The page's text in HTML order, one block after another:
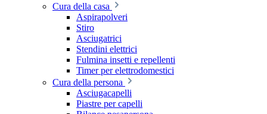
Cura della casa
Aspirapolveri
Stiro
Asciugatrici
Stendini elettrici
Fulmina insetti e repellenti
Timer per elettrodomestici
Cura della persona
Asciugacapelli
Piastre per capelli